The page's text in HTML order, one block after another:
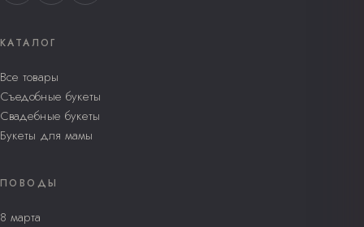
КАТАЛОГ
Все товары
Съедобные букеты
Свадебные букеты
Букеты для мамы
ПОВОДЫ
8 марта